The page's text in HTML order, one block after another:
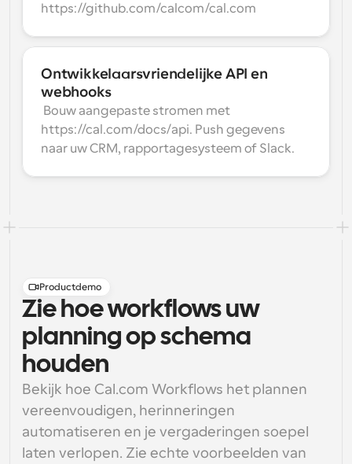
https://github.com/calcom/cal.com
Ontwikkelaarsvriendelijke API en
webhooks
https://cal.com/docs/api. Push gegevens
naar uw CRM, rapportagesysteem of Slack.
Productdemo
Zie hoe workflows uw
planning op schema
houden
Bekijk hoe Cal.com Workflows het plannen
vereenvoudigen, herinneringen
automatiseren en je vergaderingen soepel
laten verlopen. Zie echte voorbeelden van